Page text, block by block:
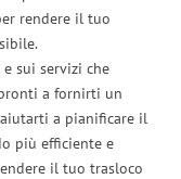
rendere il tuo
sui servizi che
a fornirti un
a pianificare il
più efficiente e
il tuo trasloco